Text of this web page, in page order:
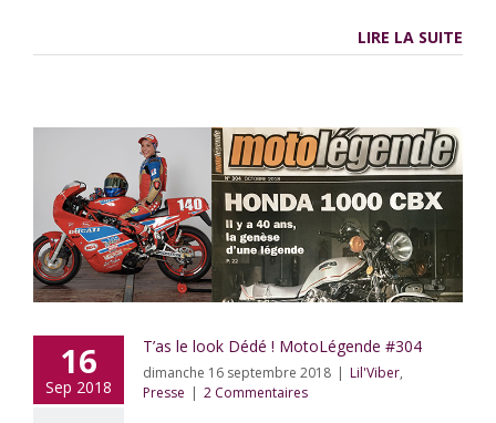
LIRE LA SUITE
16
Sep 2018
T’as le look Dédé ! MotoLégende #304
dimanche 16 septembre 2018 | Lil'Viber,
Presse | 2 Commentaires